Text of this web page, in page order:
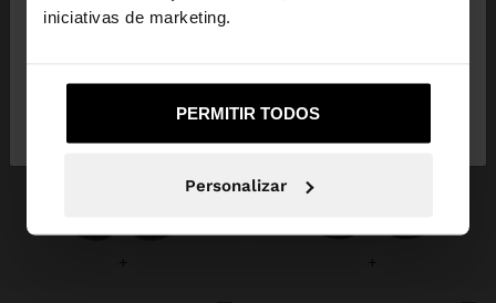
iniciativas de marketing.
PERMITIR TODOS
Personalizar
navegar no nosso site United States?